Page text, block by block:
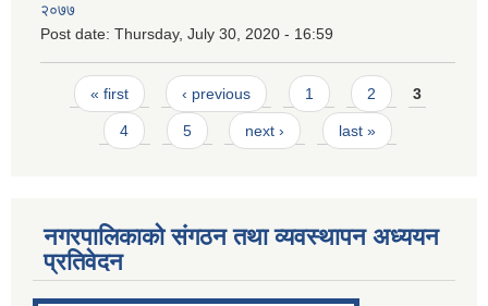
२०७७
Post date: Thursday, July 30, 2020 - 16:59
Pages
« first ‹ previous 1 2 3
4 5 next › last »
नगरपालिकाको संगठन तथा व्यवस्थापन अध्ययन
प्रतिवेदन